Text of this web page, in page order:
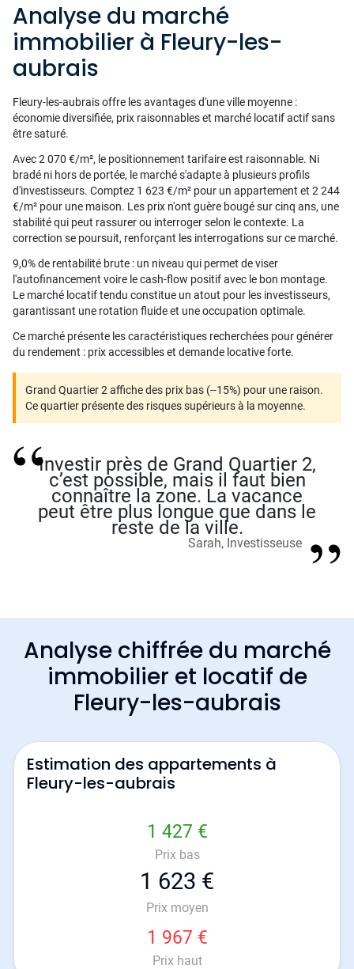
Analyse du marché
immobilier à Fleury-les-
aubrais
Fleury-les-aubrais offre les avantages d'une ville moyenne :
économie diversifiée, prix raisonnables et marché locatif actif sans
être saturé.
Avec 2 070 €/m², le positionnement tarifaire est raisonnable. Ni
bradé ni hors de portée, le marché s'adapte à plusieurs profils
d'investisseurs. Comptez 1 623 €/m² pour un appartement et 2 244
€/m² pour une maison. Les prix n'ont guère bougé sur cinq ans, une
stabilité qui peut rassurer ou interroger selon le contexte. La
correction se poursuit, renforçant les interrogations sur ce marché.
9,0% de rentabilité brute : un niveau qui permet de viser
l'autofinancement voire le cash-flow positif avec le bon montage.
Le marché locatif tendu constitue un atout pour les investisseurs,
garantissant une rotation fluide et une occupation optimale.
Ce marché présente les caractéristiques recherchées pour générer
du rendement : prix accessibles et demande locative forte.
Grand Quartier 2 affiche des prix bas (--15%) pour une raison.
Ce quartier présente des risques supérieurs à la moyenne.
Investir près de Grand Quartier 2,
c’est possible, mais il faut bien
connaître la zone. La vacance
peut être plus longue que dans le
reste de la ville.
Sarah, Investisseuse
Analyse chiffrée du marché
immobilier et locatif de
Fleury-les-aubrais
Estimation des appartements à
Fleury-les-aubrais
1 427 €
Prix bas
1 623 €
Prix moyen
1 967 €
Prix haut